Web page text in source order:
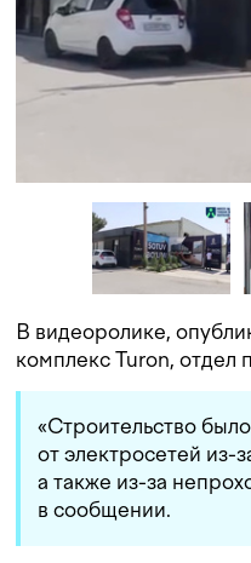
В видеоролике,
комплекс Turon, отдел
«Строительство
от электросетей из-
а также из-за
в сообщении.